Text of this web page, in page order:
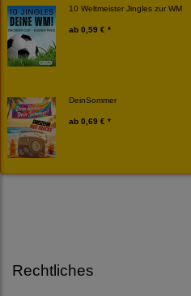
10 Weltmeister Jingles zur WM
ab 0,59 € *
DeinSommer
ab 0,69 € *
Rechtliches